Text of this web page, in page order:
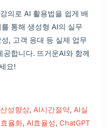
의로 AI 활용법을 쉽게 배
통해 생성형 AI의 실무
, 고객 응대 등 실제 업무
합니다. 뜨거운AI와 함께
요!
성향상, AI시간절약, AI실
율화, AI효율성, ChatGPT